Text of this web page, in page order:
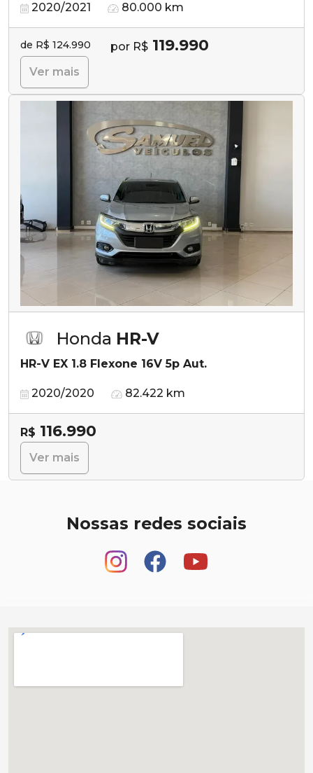
2020/2021 80.000 km
de R$ 124.990 por R$ 119.990
Ver mais
Honda HR-V
HR-V EX 1.8 Flexone 16V 5p Aut.
2020/2020 82.422 km
R$ 116.990
Ver mais
Nossas redes sociais